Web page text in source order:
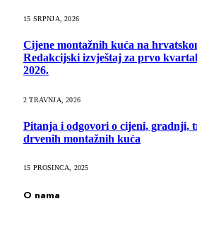
15 SRPNJA, 2026
Cijene montažnih kuća na
Redakcijski izvještaj za prvo
2026.
2 TRAVNJA, 2026
Pitanja i odgovori o cijeni, gradnji,
drvenih montažnih kuća
15 PROSINCA, 2025
O nama